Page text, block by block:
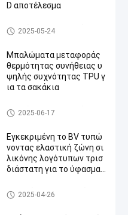
D αποτέλεσμα
Μπαλώματα ιματισμού συνή
θειας
2025-05-24
Μπαλώματα μεταφοράς
θερμότητας συνήθειας υ
ψηλής συχνότητας TPU γ
ια τα σακάκια
Μπαλώματα ιματισμού συνή
θειας
2025-06-17
Εγκεκριμένη το BV τυπώ
νοντας ελαστική ζώνη σι
λικόνης λογότυπων τρισ
διάστατη για το ύφασμα
Τυπωμένη ελαστική ζώνη
2025-04-26